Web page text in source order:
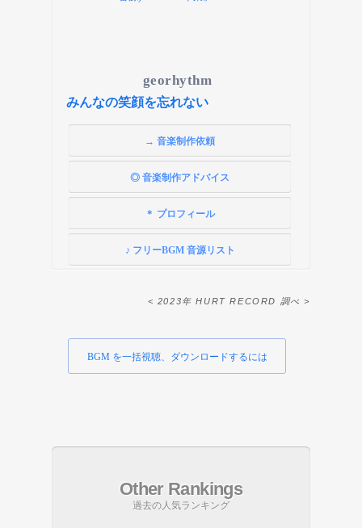
georhythm
みんなの笑顔を忘れない
→ 音楽制作依頼
◎ 音楽制作アドバイス
＊ プロフィール
♪ フリーBGM 音源リスト
< 2023年 HURT RECORD 調べ >
BGM を一括視聴、ダウンロードするには
Other Rankings
過去の人気ランキング